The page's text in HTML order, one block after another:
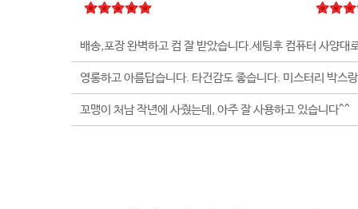
꼬맹이 처남 작년에 사줬는데, 아주 잘 사용하고 있습니다^^